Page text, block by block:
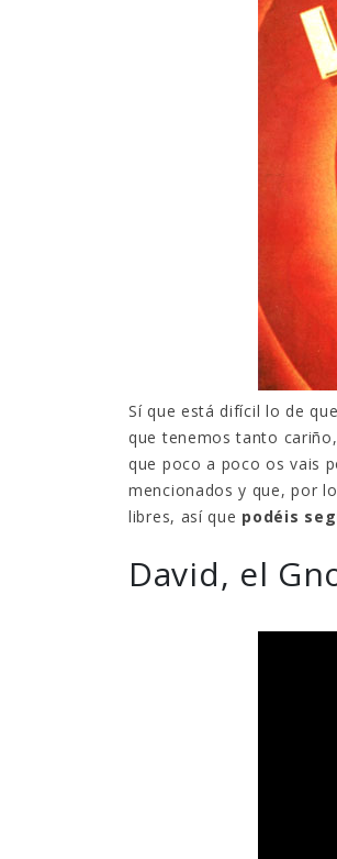
Sí que está difícil lo de
que tenemos tanto
que poco a poco os vais
mencionados y que, por
libres, así que podéis
David, el